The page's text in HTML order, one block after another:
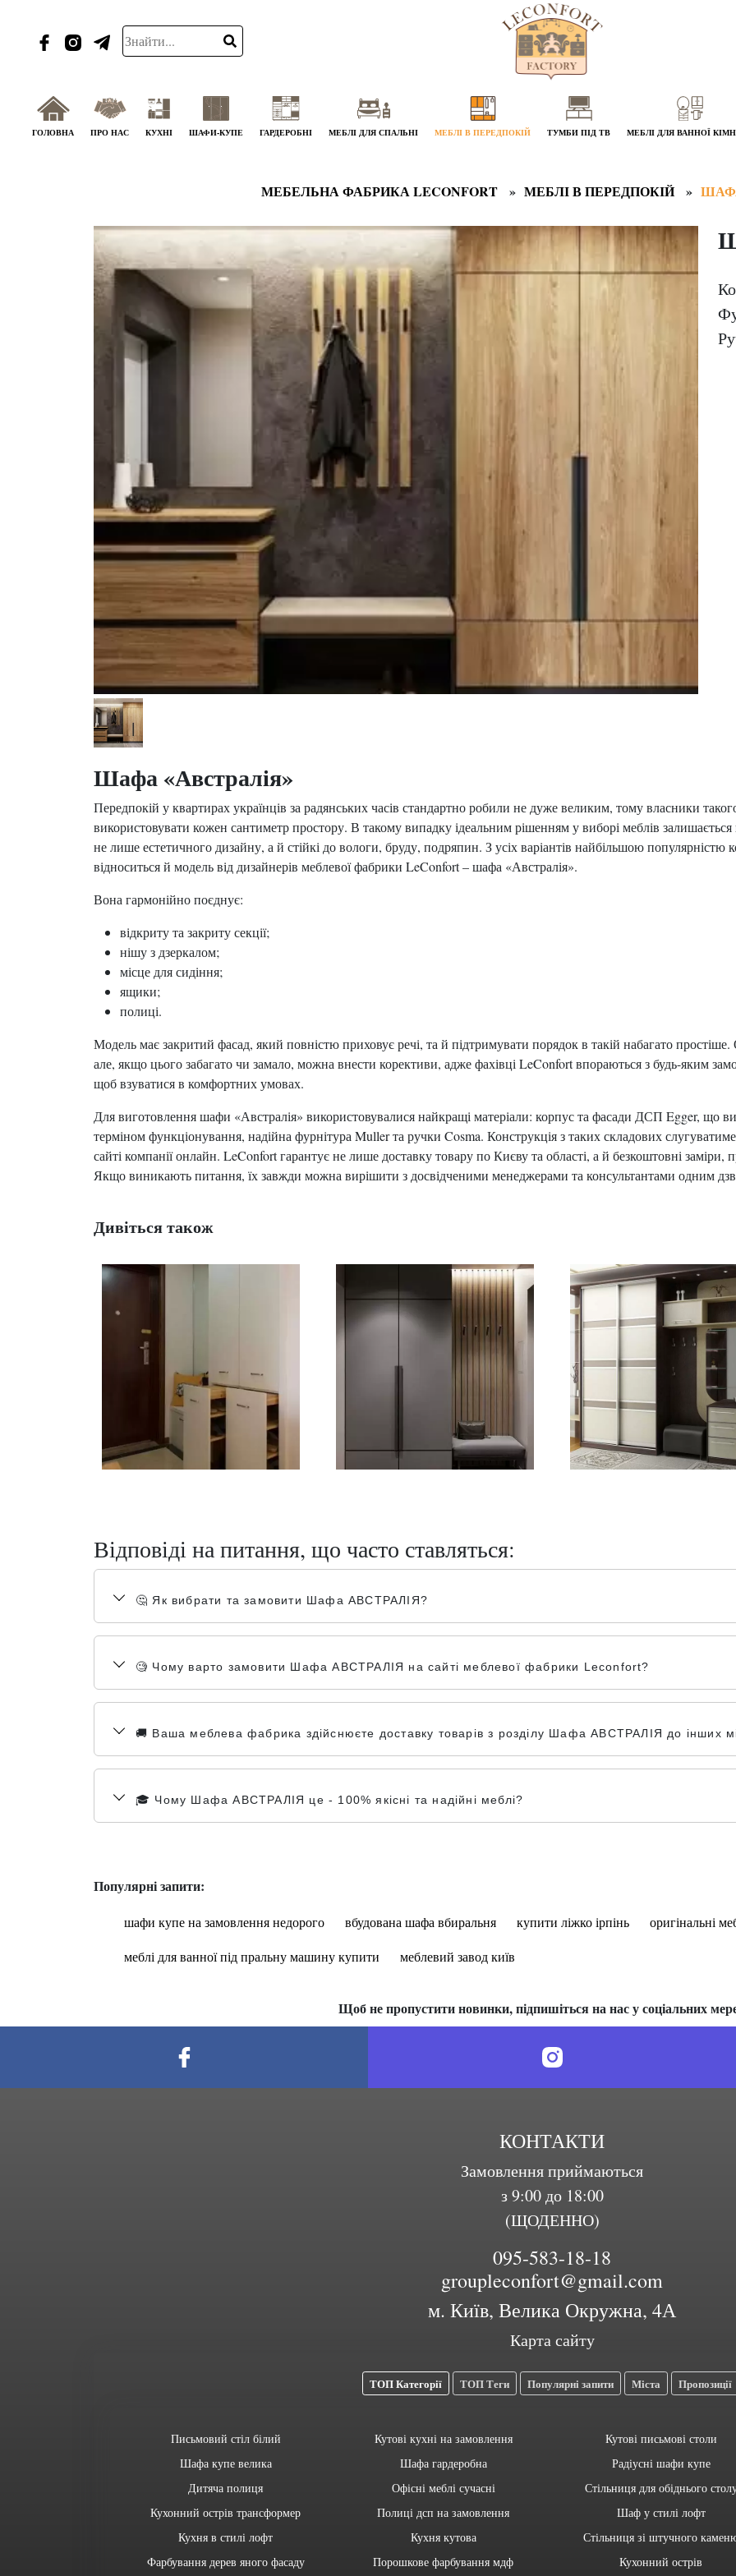
ГОЛОВНА ПРО НАС КУХНІ ШАФИ-КУПЕ ГАРДЕРОБНІ МЕБЛІ ДЛЯ СПАЛЬНІ МЕБЛІ В ПЕРЕДПОКІЙ ТУМБИ ПІД ТВ МЕБЛІ ДЛЯ ВАННОЇ
МЕБЕЛЬНА ФАБРИКА LECONFORT МЕБЛІ В ПЕРЕДПОКІЙ
Шафа «Австралія»
Передпокій у квартирах українців за радянських часів стандартно робили не дуже великим, тому власники
використовувати кожен сантиметр простору. В такому випадку ідеальним рішенням у виборі меблів
не лише естетичного дизайну, а й стійкі до вологи, бруду, подряпин. З усіх варіантів найбільшою популярністю
відноситься й модель від дизайнерів меблевої фабрики LeConfort – шафа «Австралія».
Вона гармонійно поєднує:
відкриту та закриту секції;
нішу з дзеркалом;
місце для сидіння;
ящики;
полиці.
Модель має закритий фасад, який повністю приховує речі, та й підтримувати порядок в такій набагато
але, якщо цього забагато чи замало, можна внести корективи, адже фахівці LeConfort впораються з будь-яким
щоб взуватися в комфортних умовах.
Для виготовлення шафи «Австралія» використовувалися найкращі матеріали: корпус та фасади ДСП Egger, що
терміном функціонування, надійна фурнітура Muller та ручки Cosma. Конструкція з таких складових
сайті компанії онлайн. LeConfort гарантує не лише доставку товару по Києву та області, а й безкоштовні заміри,
Якщо виникають питання, їх завжди можна вирішити з досвідченими менеджерами та консультантами одним
Дивіться також
Відповіді на питання, що часто ставляться:
🤔 Як вибрати та замовити Шафа АВСТРАЛІЯ?
🧐 Чому варто замовити Шафа АВСТРАЛІЯ на сайті меблевої фабрики Leconfort?
🚚 Ваша меблева фабрика здійснюєте доставку товарів з розділу Шафа АВСТРАЛІЯ до інших
🎓 Чому Шафа АВСТРАЛІЯ це - 100% якісні та надійні меблі?
Популярні запити:
шафи купе на замовлення недорого вбудована шафа вбиральня купити ліжко ірпінь
оригінальні
меблі для ванної під пральну машину купити
меблевий завод київ
Щоб не пропустити новинки, підпишіться на нас у соціальних
КОНТАКТИ
Замовлення приймаються
з 9:00 до 18:00
(ЩОДЕННО)
095-583-18-18
groupleconfort@gmail.com
м. Київ, Велика Окружна, 4А
Карта сайту
ТОП Категорії ТОП Теги Популярні запити Міста Пропозиції
Письмовий стіл білий
Шафа купе велика
Дитяча полиця
Кухонний острів трансформер
Кухня в стилі лофт
Фарбування дерев яного фасаду
Кутові кухні на замовлення
Шафа гардеробна
Офісні меблі сучасні
Полиці дсп на замовлення
Кухня кутова
Порошкове фарбування мдф
Кутові письмові столи
Радіусні шафи купе
Стільниця для обіднього
Шаф у стилі лофт
Стільниця зі штучного
Кухонний острів